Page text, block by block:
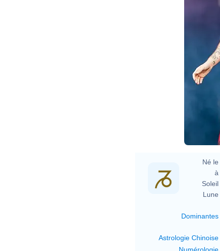
Né le
à
Soleil
Lune
Dominantes
Astrologie Chinoise
Numérologie